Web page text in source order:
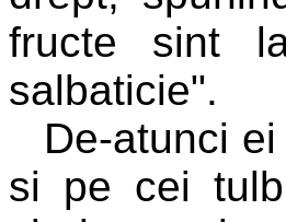
fructe sint
salbaticie".
De-atunci
si pe cei